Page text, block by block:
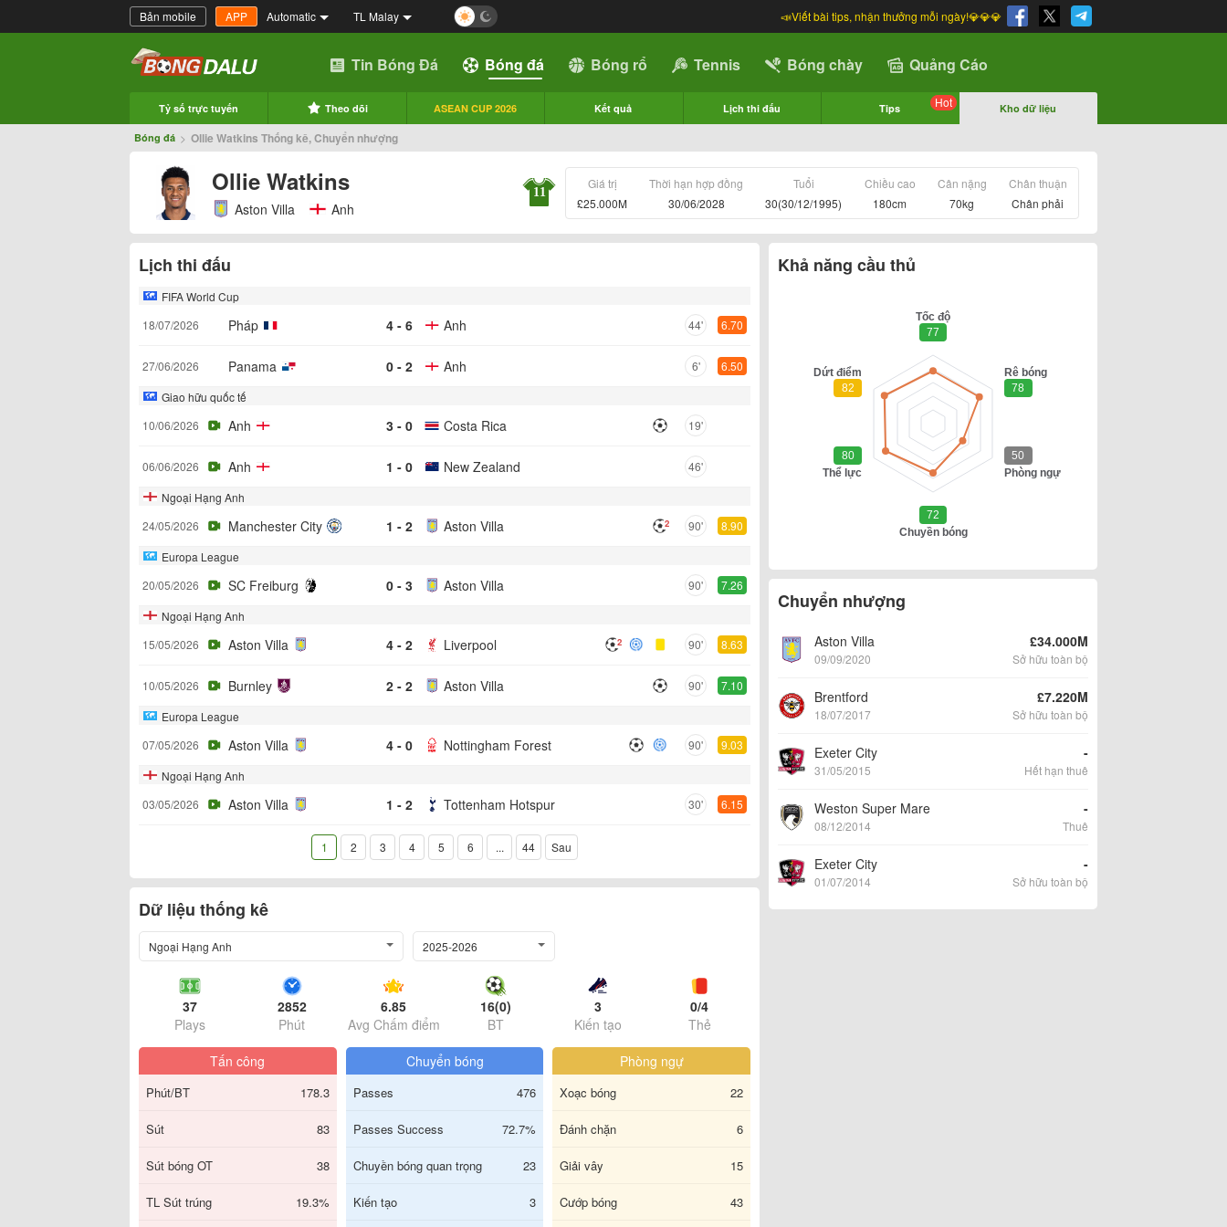
Bản mobile APP Automatic TL Malay 📣Viết bài tips, nhận thưởng mỗi ngày!💎💎💎
Tin Bóng Đá Bóng đá Bóng rổ Tennis Bóng chày Quảng Cáo
Tỷ số trực tuyến Theo dõi ASEAN CUP 2026 Kết quả Lịch thi đấu Tips Hot Kho dữ liệu
Bóng đá > Ollie Watkins Thống kê, Chuyển nhượng
Ollie Watkins
Aston Villa Anh
11
Giá trị
£25.000M
Thời hạn hợp đồng
30/06/2028
Tuổi
30(30/12/1995)
Chiều cao
180cm
Cân nặng
70kg
Chân thuận
Chân phải
Lịch thi đấu
FIFA World Cup
18/07/2026
Pháp 4 - 6 Anh 44' 6.70
27/06/2026 Panama 0 - 2 Anh 6'
6.50
Giao hữu quốc tế
10/06/2026
Anh 3 - 0 Costa Rica 19'
06/06/2026 Anh 1 - 0 New Zealand
46'
Ngoại Hạng Anh
24/05/2026
Manchester City 1 - 2 Aston Villa 2 90'
8.90
Europa League
20/05/2026
SC Freiburg 0 - 3 Aston Villa 90'
7.26
Ngoại Hạng Anh
15/05/2026
Aston Villa 4 - 2 Liverpool 2 90' 8.63
10/05/2026 Burnley 2 - 2 Aston Villa 90'
7.10
Europa League
07/05/2026
Aston Villa 4 - 0 Nottingham Forest 90'
9.03
Ngoại Hạng Anh
03/05/2026
Aston Villa 1 - 2 Tottenham Hotspur 30' 6.15
1 2 3 4 5 6 ... 44 Sau
Dữ liệu thống kê
Ngoại Hạng Anh 2025-2026
37
Plays
2852
Phút
6.85
Avg Chấm điểm
16(0)
BT
3
Kiến tạo
0/4
Thẻ
Tấn công
Phút/BT 178.3
Sút 83
Sút bóng OT 38
TL Sút trúng 19.3%
Chuyển bóng
Passes 476
Passes Success 72.7%
Chuyền bóng quan trọng 23
Kiến tạo 3
Phòng ngự
Xoạc bóng 22
Đánh chặn 6
Giải vây 15
Cướp bóng 43
Khả năng cầu thủ
Chuyển nhượng
Aston Villa
09/09/2020
£34.000M
Sở hữu toàn bộ
Brentford
18/07/2017
£7.220M
Sở hữu toàn bộ
Exeter City
31/05/2015
-
Hết hạn thuê
Weston Super Mare
08/12/2014
-
Thuê
Exeter City
01/07/2014
-
Sở hữu toàn bộ